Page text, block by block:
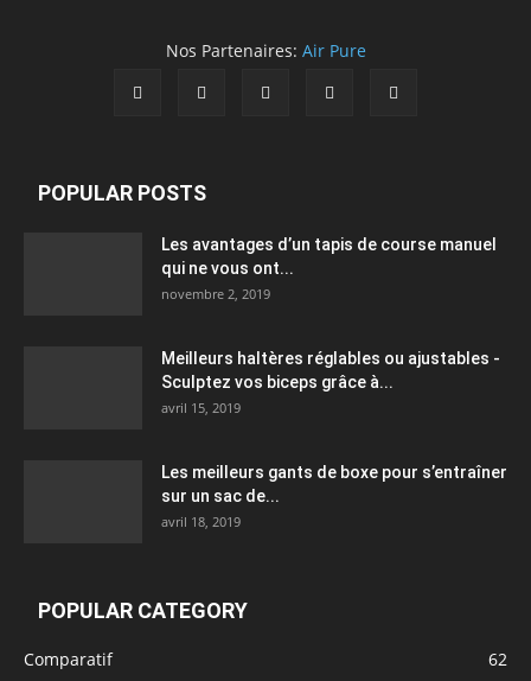
Nos Partenaires: Air Pure
POPULAR POSTS
Les avantages d’un tapis de course manuel
qui ne vous ont...
novembre 2, 2019
Meilleurs haltères réglables ou ajustables -
Sculptez vos biceps grâce à...
avril 15, 2019
Les meilleurs gants de boxe pour s’entraîner
sur un sac de...
avril 18, 2019
POPULAR CATEGORY
Comparatif 62